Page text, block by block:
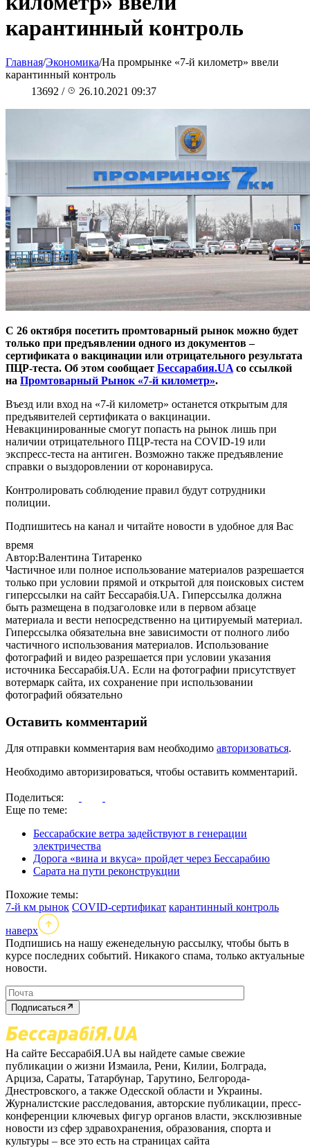
карантинный контроль
Главная/Экономика/На промрынке «7-й километр» ввели
карантинный контроль
13692 / 26.10.2021 09:37
С 26 октября посетить промтоварный рынок можно будет
только при предъявлении одного из документов –
сертификата о вакцинации или отрицательного результата
ПЦР-теста. Об этом сообщает Бессарабия.UA со ссылкой
на Промтоварный Рынок «7-й километр».
Въезд или вход на «7-й километр» останется открытым для
предъявителей сертификата о вакцинации.
Невакцинированные смогут попасть на рынок лишь при
наличии отрицательного ПЦР-теста на COVID-19 или
экспресс-теста на антиген. Возможно также предъявление
справки о выздоровлении от коронавируса.
Контролировать соблюдение правил будут сотрудники
полиции.
Подпишитесь на канал и читайте новости в удобное для Вас
время
Автор:Валентина Титаренко
Частичное или полное использование материалов разрешается
только при условии прямой и открытой для поисковых систем
гиперссылки на сайт Бессарабія.UA. Гиперссылка должна
быть размещена в подзаголовке или в первом абзаце
материала и вести непосредственно на цитируемый материал.
Гиперссылка обязательна вне зависимости от полного либо
частичного использования материалов. Использование
фотографий и видео разрешается при условии указания
источника Бессарабія.UA. Если на фотографии присутствует
вотермарк сайта, их сохранение при использовании
фотографий обязательно
Оставить комментарий
Для отправки комментария вам необходимо авторизоваться.
Необходимо авторизироваться, чтобы оставить комментарий.
Поделиться:
Еще по теме:
Бессарабские ветра задействуют в генерации
электричества
Дорога «вина и вкуса» пройдет через Бессарабию
Сарата на пути реконструкции
Похожие темы:
7-й км рынок COVID-сертификат карантинный контроль
наверх
Подпишись на нашу еженедельную рассылку, чтобы быть в
курсе последних событий. Никакого спама, только актуальные
новости.
Подписаться
На сайте БессарабіЯ.UA вы найдете самые свежие
публикации о жизни Измаила, Рени, Килии, Болграда,
Арциза, Сараты, Татарбунар, Тарутино, Белгорода-
Днестровского, а также Одесской области и Украины.
Журналистские расследования, авторские публикации, пресс-
конференции ключевых фигур органов власти, эксклюзивные
новости из сфер здравохранения, образования, спорта и
культуры – все это есть на страницах сайта